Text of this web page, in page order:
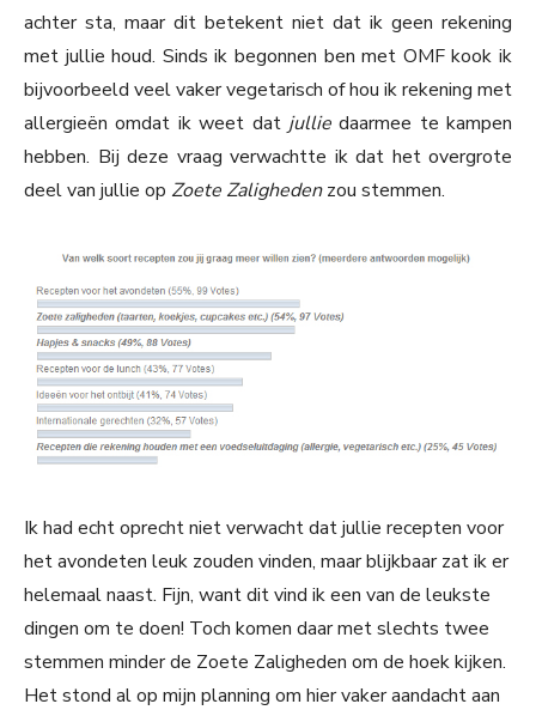
achter sta, maar dit betekent niet dat ik geen rekening
met jullie houd. Sinds ik begonnen ben met OMF kook ik
bijvoorbeeld veel vaker vegetarisch of hou ik rekening met
allergieën omdat ik weet dat julliedaarmee te kampen
hebben. Bij deze vraag verwachtte ik dat het overgrote
deel van jullie op Zoete Zalighedenzou stemmen.
Ik had echt oprecht niet verwacht dat jullie recepten voor
het avondeten leuk zouden vinden, maar blijkbaar zat ik er
helemaal naast. Fijn, want dit vind ik een van de leukste
dingen om te doen! Toch komen daar met slechts twee
stemmen minder de Zoete Zaligheden om de hoek kijken.
Het stond al op mijn planning om hier vaker aandacht aan